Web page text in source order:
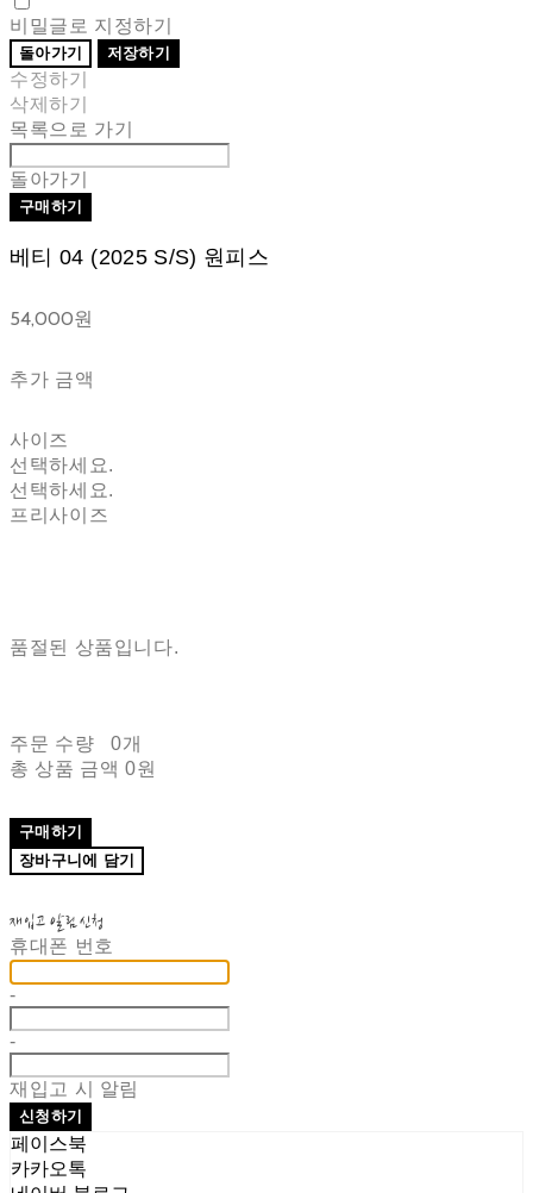
비밀글로 지정하기
돌아가기 저장하기
수정하기
삭제하기
목록으로 가기
돌아가기
구매하기
베티 04 (2025 S/S) 원피스
54,000원
추가 금액
사이즈
선택하세요.
선택하세요.
프리사이즈
품절된 상품입니다.
주문 수량
0개
총 상품 금액 0원
구매하기
장바구니에 담기
재입고 알림 신청
휴대폰 번호
-
-
재입고 시 알림
신청하기
페이스북
카카오톡